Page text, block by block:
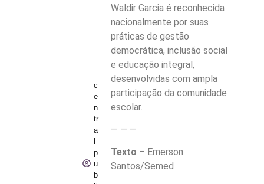
c
e
n
tr
a
p
u
b
Waldir Garcia é reconhecida
nacionalmente por suas
práticas de gestão
democrática, inclusão social
e educação integral,
desenvolvidas com ampla
participação da comunidade
escolar.
— — —
Texto – Emerson
Santos/Semed